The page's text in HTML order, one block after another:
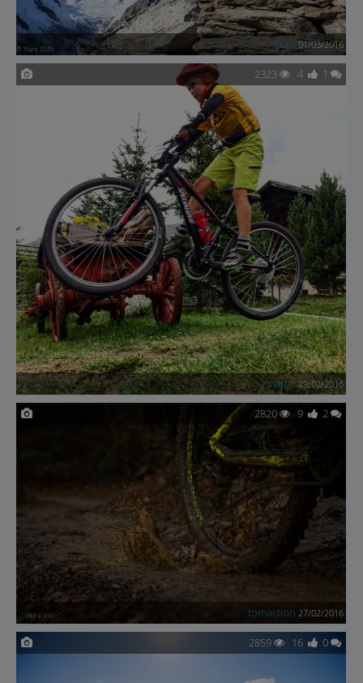
yura 01/03/2016
2323 4 1
marco 29/02/2016
2820 9 2
tomaction 27/02/2016
2859 16 0